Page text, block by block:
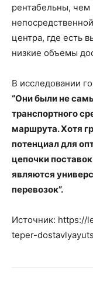
рентабельны, чем
центра, где есть
низкие объемы
В исследовании
“Они были не
транспортного
маршрута. Хотя
потенциал для
цепочки
являются
перевозок”.
Источник: https://
teper-